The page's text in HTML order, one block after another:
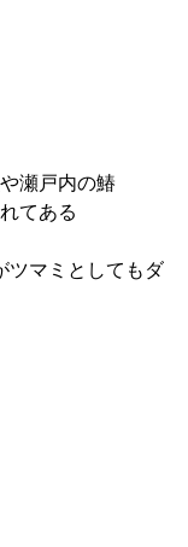
瀬戸内の鰆
てある
ツマミとしてもダ